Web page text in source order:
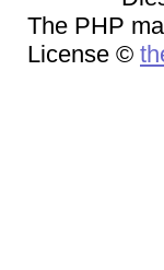
The PHP
License ©